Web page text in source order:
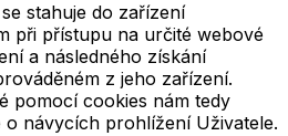
stahuje do zařízení
při přístupu na určité webové
a následného získání
z jeho zařízení.
pomocí cookies nám tedy
o návycích prohlížení Uživatele.